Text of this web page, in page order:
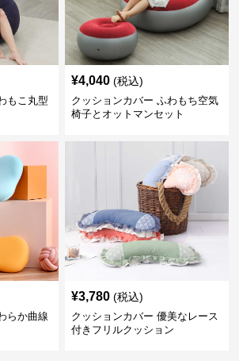
もこ丸型
¥4,040 (税込)
クッションカバー ふわもち空気
椅子とオットマンセット
らか曲線
¥3,780 (税込)
クッションカバー 優美なレース
付きフリルクッション